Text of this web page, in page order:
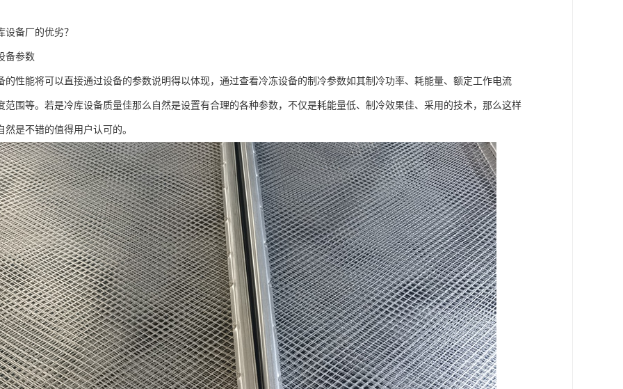
设备厂的优劣？
参数
能将可以直接通过设备的参数说明得以体现，通过查看冷冻设备的制冷参数如其制冷功率、耗能量、额定工作电流
范围等。若是冷库设备质量佳那么自然是设置有合理的各种参数，不仅是耗能量低、制冷效果佳、采用的技术，那么这样
然是不错的值得用户认可的。